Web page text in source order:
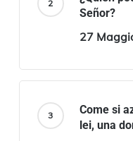
Señor?
27
Come si
lei, una